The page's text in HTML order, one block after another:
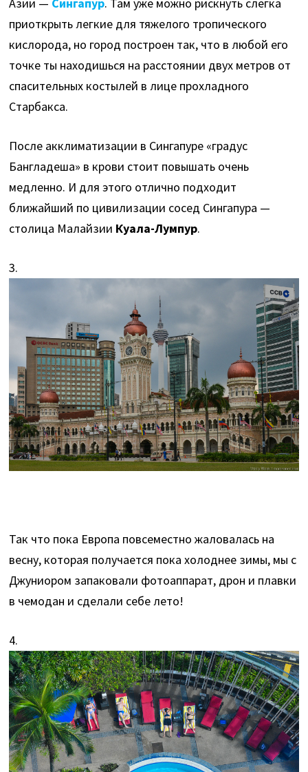
приоткрыть легкие для тяжелого тропического
кислорода, но город построен так, что в любой его
точке ты находишься на расстоянии двух метров от
спасительных костылей в лице прохладного
Старбакса.
После акклиматизации в Сингапуре «градус
Бангладеша» в крови стоит повышать очень
медленно. И для этого отлично подходит
ближайший по цивилизации сосед Сингапура —
столица Малайзии Куала-Лумпур.
3.
Так что пока Европа повсеместно жаловалась на
весну, которая получается пока холоднее зимы, мы с
Джуниором запаковали фотоаппарат, дрон и плавки
в чемодан и сделали себе лето!
4.